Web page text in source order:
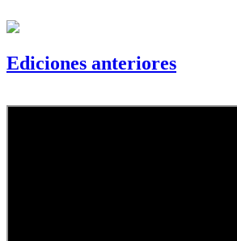
Ediciones anteriores